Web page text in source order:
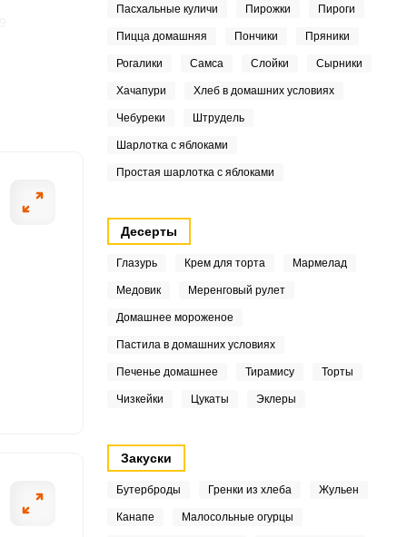
Пасхальные куличи Пирожки Пироги
Пицца домашняя Пончики Пряники
Рогалики Самса Слойки Сырники
Хачапури Хлеб в домашних условиях
Чебуреки Штрудель
Шарлотка с яблоками
Простая шарлотка с яблоками
Десерты
Глазурь Крем для торта Мармелад
Медовик Меренговый рулет
Домашнее мороженое
Пастила в домашних условиях
Печенье домашнее Тирамису Торты
Чизкейки Цукаты Эклеры
Закуски
Бутерброды Гренки из хлеба Жульен
Канапе Малосольные огурцы
ШАГ